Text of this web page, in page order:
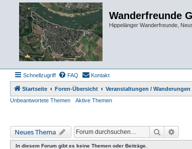
Wanderfreunde
Hippelänger Wanderfreunde,
Schnellzugriff FAQ Kontakt
Startseite Foren-Übersicht Veranstaltungen / Wanderungen
Unbeantwortete Themen
Aktive Themen
Neues Thema Suche
In diesem Forum gibt es keine Themen oder Beiträge.